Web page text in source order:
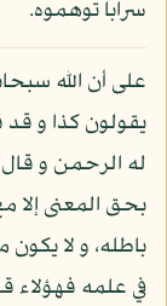
سرابا توهموه.
على أن الله
يقولون كذا و قد
بحق المعنى إلا
باطله، و لا يكون
في علمه فهؤلاء